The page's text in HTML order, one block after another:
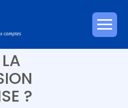
RETRAITES :
?